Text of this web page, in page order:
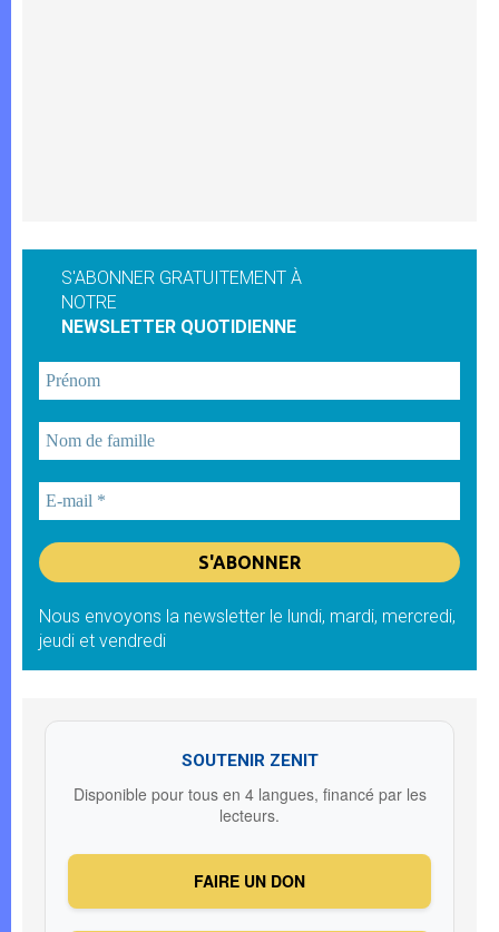
S'ABONNER GRATUITEMENT À
NOTRE
NEWSLETTER QUOTIDIENNE
Nous envoyons la newsletter le lundi, mardi, mercredi,
jeudi et vendredi
SOUTENIR ZENIT
Disponible pour tous en 4 langues, financé par les
lecteurs.
FAIRE UN DON